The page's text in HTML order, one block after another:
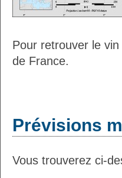
Pour retrouver le
de France.
Prévisions
Vous trouverez ci-